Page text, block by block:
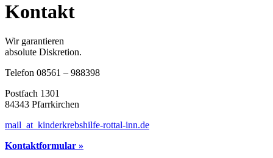
Kontakt
Wir garantieren
absolute Diskretion.
Telefon 08561 – 988398
Postfach 1301
84343 Pfarrkirchen
mail _at_ kinderkrebshilfe-rottal-inn.de
Kontaktformular »